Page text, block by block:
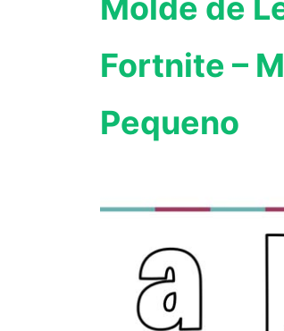
Molde de
Fortnite –
Pequeno